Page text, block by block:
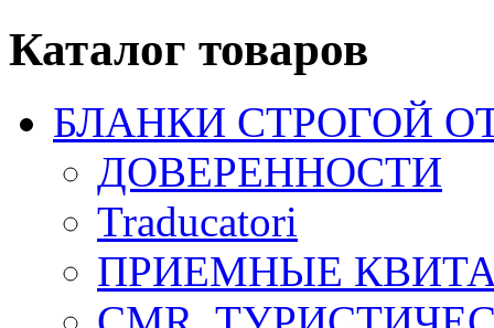
Каталог товаров
БЛАНКИ СТРОГОЙ
ДОВЕРЕННОСТИ
Traducatori
ПРИЕМНЫЕ